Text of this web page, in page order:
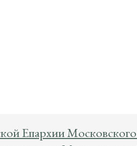
Епархии Московского